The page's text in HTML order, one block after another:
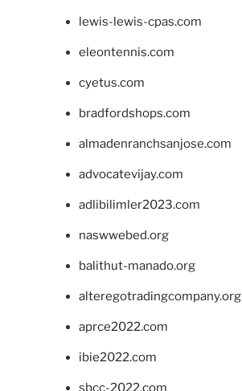
lewis-lewis-cpas.com
eleontennis.com
cyetus.com
bradfordshops.com
almadenranchsanjose.com
advocatevijay.com
adlibilimler2023.com
naswwebed.org
balithut-manado.org
alteregotradingcompany.org
aprce2022.com
ibie2022.com
sbcc-2022.com